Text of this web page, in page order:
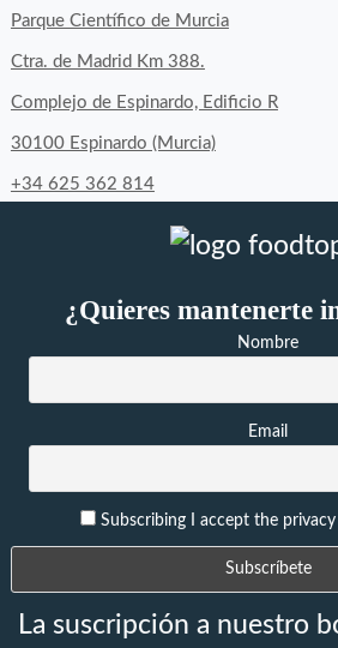
byfoodtopia
en
Facebook
byfoodtopia
en
Twitter
byfoodtopia
en
Instagram
Parque Científico de Murcia
Ctra. de Madrid Km 388.
Complejo de Espinardo, Edificio R
30100 Espinardo (Murcia)
+34 625 362 814
¿Quieres mantenerte
Nombre
Email
Subscribing I accept the
La suscripción a nuestro